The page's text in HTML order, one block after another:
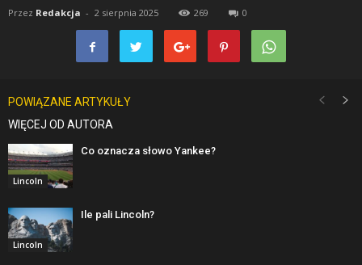
Przez Redakcja - 2 sierpnia 2025 269 0
POWIĄZANE ARTYKUŁY
WIĘCEJ OD AUTORA
Lincoln
Co oznacza słowo Yankee?
Lincoln
Ile pali Lincoln?